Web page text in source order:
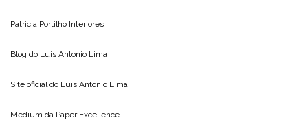
Patricia Portilho Interiores
Blog do Luis Antonio Lima
Site oficial do Luis Antonio Lima
Medium da Paper Excellence